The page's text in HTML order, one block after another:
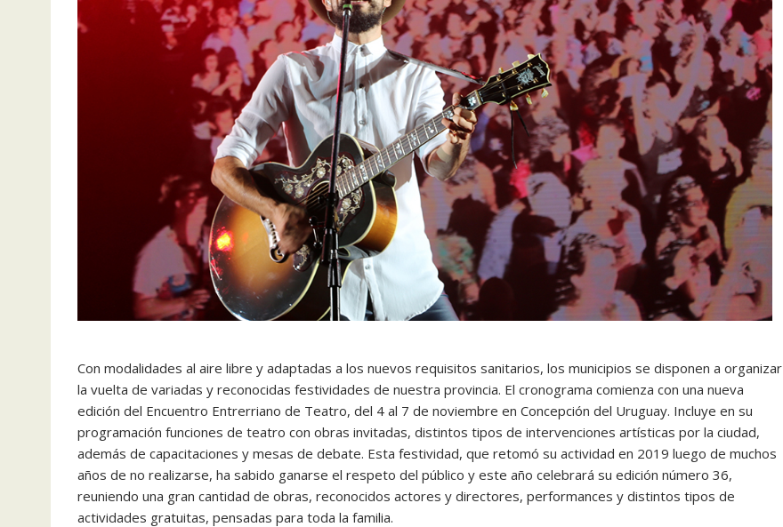
Con modalidades al aire libre y adaptadas a los nuevos requisitos sanitarios, los municipios se disponen a organizar
la vuelta de variadas y reconocidas festividades de nuestra provincia. El cronograma comienza con una nueva
edición del Encuentro Entrerriano de Teatro, del 4 al 7 de noviembre en Concepción del Uruguay. Incluye en su
programación funciones de teatro con obras invitadas, distintos tipos de intervenciones artísticas por la ciudad,
además de capacitaciones y mesas de debate. Esta festividad, que retomó su actividad en 2019 luego de muchos
años de no realizarse, ha sabido ganarse el respeto del público y este año celebrará su edición número 36,
reuniendo una gran cantidad de obras, reconocidos actores y directores, performances y distintos tipos de
actividades gratuitas, pensadas para toda la familia.